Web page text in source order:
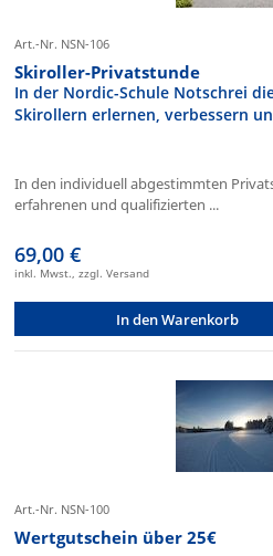
Art.-Nr. NSN-106
Skiroller-Privatstunde
In der Nordic-Schule Notschrei
Skirollern erlernen, verbessern
In den individuell abgestimmten
erfahrenen und qualifizierten ...
69,00 €
inkl. Mwst., zzgl. Versand
In den Warenkorb
Art.-Nr. NSN-100
Wertgutschein über 25€